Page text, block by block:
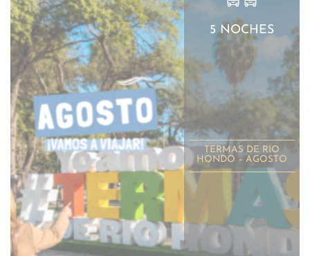
5 NOCHES
TERMAS DE RIO
HONDO – AGOSTO